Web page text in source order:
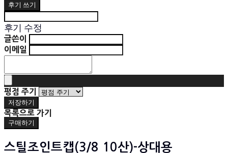
후기 쓰기
후기 수정
글쓴이
이메일
평점 주기
저장하기
목록으로 가기
구매하기
스틸조인트캡(3/8 10산)-상대용